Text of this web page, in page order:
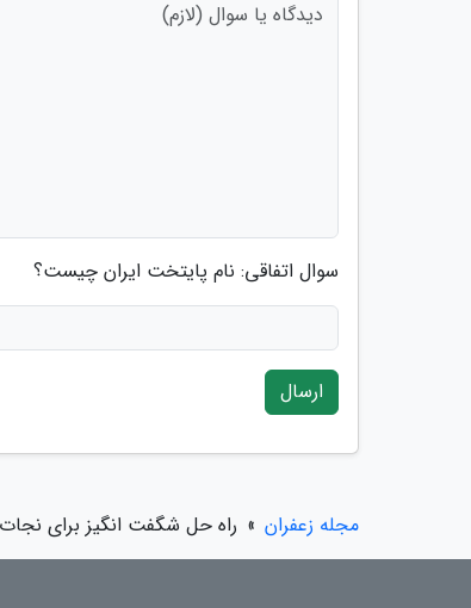
سوال اتفاقی: نام پایتخت ایران چیست؟
ارسال
مجله زعفران » راه حل شگفت انگیز برای نجات